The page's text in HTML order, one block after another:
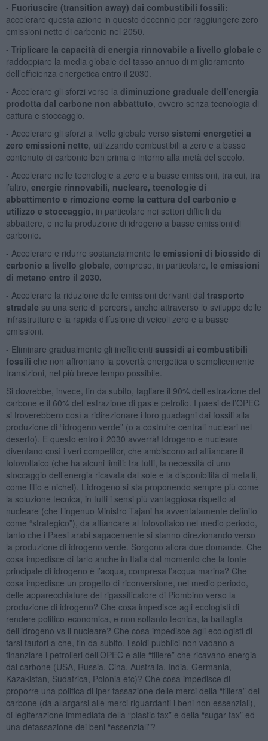
- Fuoriuscire (transition away) dai combustibili fossili:
accelerare questa azione in questo decennio per raggiungere zero
emissioni nette di carbonio nel 2050.
- Triplicare la capacità di energia rinnovabile a livello globale e
raddoppiare la media globale del tasso annuo di miglioramento
dell’efficienza energetica entro il 2030.
- Accelerare gli sforzi verso la diminuzione graduale dell’energia
prodotta dal carbone non abbattuto , ovvero senza tecnologia di
cattura e stoccaggio.
- Accelerare gli sforzi a livello globale verso sistemi energetici a
zero emissioni nette , utilizzando combustibili a zero e a basso
contenuto di carbonio ben prima o intorno alla metà del secolo.
- Accelerare nelle tecnologie a zero e a basse emissioni, tra cui, tra
l’altro, energie rinnovabili, nucleare, tecnologie di
abbattimento e rimozione come la cattura del carbonio e
utilizzo e stoccaggio, in particolare nei settori difficili da
abbattere, e nella produzione di idrogeno a basse emissioni di
carbonio.
- Accelerare e ridurre sostanzialmente le emissioni di biossido di
carbonio a livello globale , comprese, in particolare, le emissioni
di metano entro il 2030.
- Accelerare la riduzione delle emissioni derivanti dal trasporto
stradale su una serie di percorsi, anche attraverso lo sviluppo delle
infrastrutture e la rapida diffusione di veicoli zero e a basse
emissioni.
- Eliminare gradualmente gli inefficienti sussidi ai combustibili
fossili che non affrontano la povertà energetica o semplicemente
transizioni, nel più breve tempo possibile.
Si dovrebbe, invece, fin da subito, tagliare il 90% dell’estrazione del
carbone e il 60% dell’estrazione di gas e petrolio. I paesi dell’OPEC
si troverebbero così a ridirezionare i loro guadagni dai fossili alla
produzione di “idrogeno verde” (o a costruire centrali nucleari nel
deserto). E questo entro il 2030 avverrà! Idrogeno e nucleare
diventano così i veri competitor, che ambiscono ad affiancare il
fotovoltaico (che ha alcuni limiti: tra tutti, la necessità di uno
stoccaggio dell’energia ricavata dal sole e la disponibilità di metalli,
come litio e nichel). L’idrogeno si sta proponendo sempre più come
la soluzione tecnica, in tutti i sensi più vantaggiosa rispetto al
nucleare (che l’ingenuo Ministro Tajani ha avventatamente definito
come “strategico”), da affiancare al fotovoltaico nel medio periodo,
tanto che i Paesi arabi sagacemente si stanno direzionando verso
la produzione di idrogeno verde. Sorgono allora due domande. Che
cosa impedisce di farlo anche in Italia dal momento che la fonte
principale di idrogeno è l’acqua, compresa l’acqua marina? Che
cosa impedisce un progetto di riconversione, nel medio periodo,
delle apparecchiature del rigassificatore di Piombino verso la
produzione di idrogeno? Che cosa impedisce agli ecologisti di
rendere politico-economica, e non soltanto tecnica, la battaglia
dell’idrogeno vs il nucleare? Che cosa impedisce agli ecologisti di
farsi fautori a che, fin da subito, i soldi pubblici non vadano a
finanziare i petrolieri dell’OPEC e alle “filiere” che ricavano energia
dal carbone (USA, Russia, Cina, Australia, India, Germania,
Kazakistan, Sudafrica, Polonia etc)? Che cosa impedisce di
proporre una politica di iper-tassazione delle merci della “filiera” del
carbone (da allargarsi alle merci riguardanti i beni non essenziali),
di legiferazione immediata della “plastic tax” e della “sugar tax” ed
una detassazione dei beni “essenziali”?